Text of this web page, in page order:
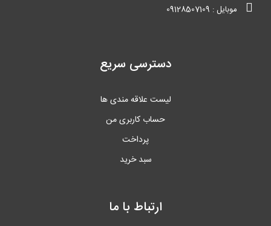
موبایل : 09128507109
دسترسی سریع
لیست علاقه مندی ها
حساب کاربری من
پرداخت
سبد خرید
ارتباط با ما